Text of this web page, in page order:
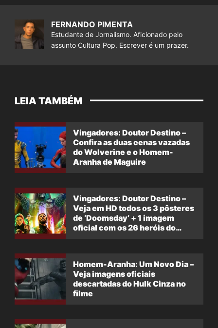
FERNANDO PIMENTA
Estudante de Jornalismo. Aficionado pelo
assunto Cultura Pop. Escrever é um prazer.
LEIA TAMBÉM
Vingadores: Doutor Destino –
Confira as duas cenas vazadas
do Wolverine e o Homem-
Aranha de Maguire
Vingadores: Doutor Destino –
Veja em HD todos os 3 pôsteres
de ‘Doomsday’ + 1 imagem
oficial com os 26 heróis do
Homem-Aranha: Um Novo Dia –
Veja imagens oficiais
descartadas do Hulk Cinza no
filme